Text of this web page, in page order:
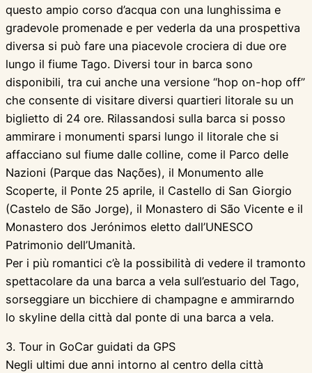
questo ampio corso d’acqua con una lunghissima e
gradevole promenade e per vederla da una prospettiva
diversa si può fare una piacevole crociera di due ore
lungo il fiume Tago. Diversi tour in barca sono
disponibili, tra cui anche una versione “hop on-hop off”
che consente di visitare diversi quartieri litorale su un
biglietto di 24 ore. Rilassandosi sulla barca si posso
ammirare i monumenti sparsi lungo il litorale che si
affacciano sul fiume dalle colline, come il Parco delle
Nazioni (Parque das Nações), il Monumento alle
Scoperte, il Ponte 25 aprile, il Castello di San Giorgio
(Castelo de São Jorge), il Monastero di São Vicente e il
Monastero dos Jerónimos eletto dall’UNESCO
Patrimonio dell’Umanità.
Per i più romantici c’è la possibilità di vedere il tramonto
spettacolare da una barca a vela sull’estuario del Tago,
sorseggiare un bicchiere di champagne e ammirarndo
lo skyline della città dal ponte di una barca a vela.
3. Tour in GoCar guidati da GPS
Negli ultimi due anni intorno al centro della città